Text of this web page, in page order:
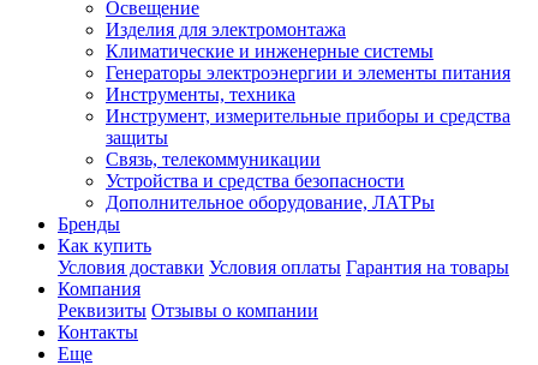
Освещение
Изделия для электромонтажа
Климатические и инженерные системы
Генераторы электроэнергии и элементы питания
Инструменты, техника
Инструмент, измерительные приборы и средства
защиты
Связь, телекоммуникации
Устройства и средства безопасности
Дополнительное оборудование, ЛАТРы
Бренды
Как купить
Условия доставки Условия оплаты Гарантия на товары
Компания
Реквизиты Отзывы о компании
Контакты
Еще